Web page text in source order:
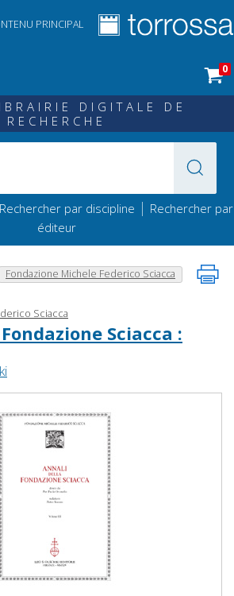
PRINCIPAL
0
DIGITALE DE
RECHERCHE
Rechercher par discipline | Rechercher par
éditeur
Fondazione Michele Federico Sciacca
Sciacca
Sciacca :